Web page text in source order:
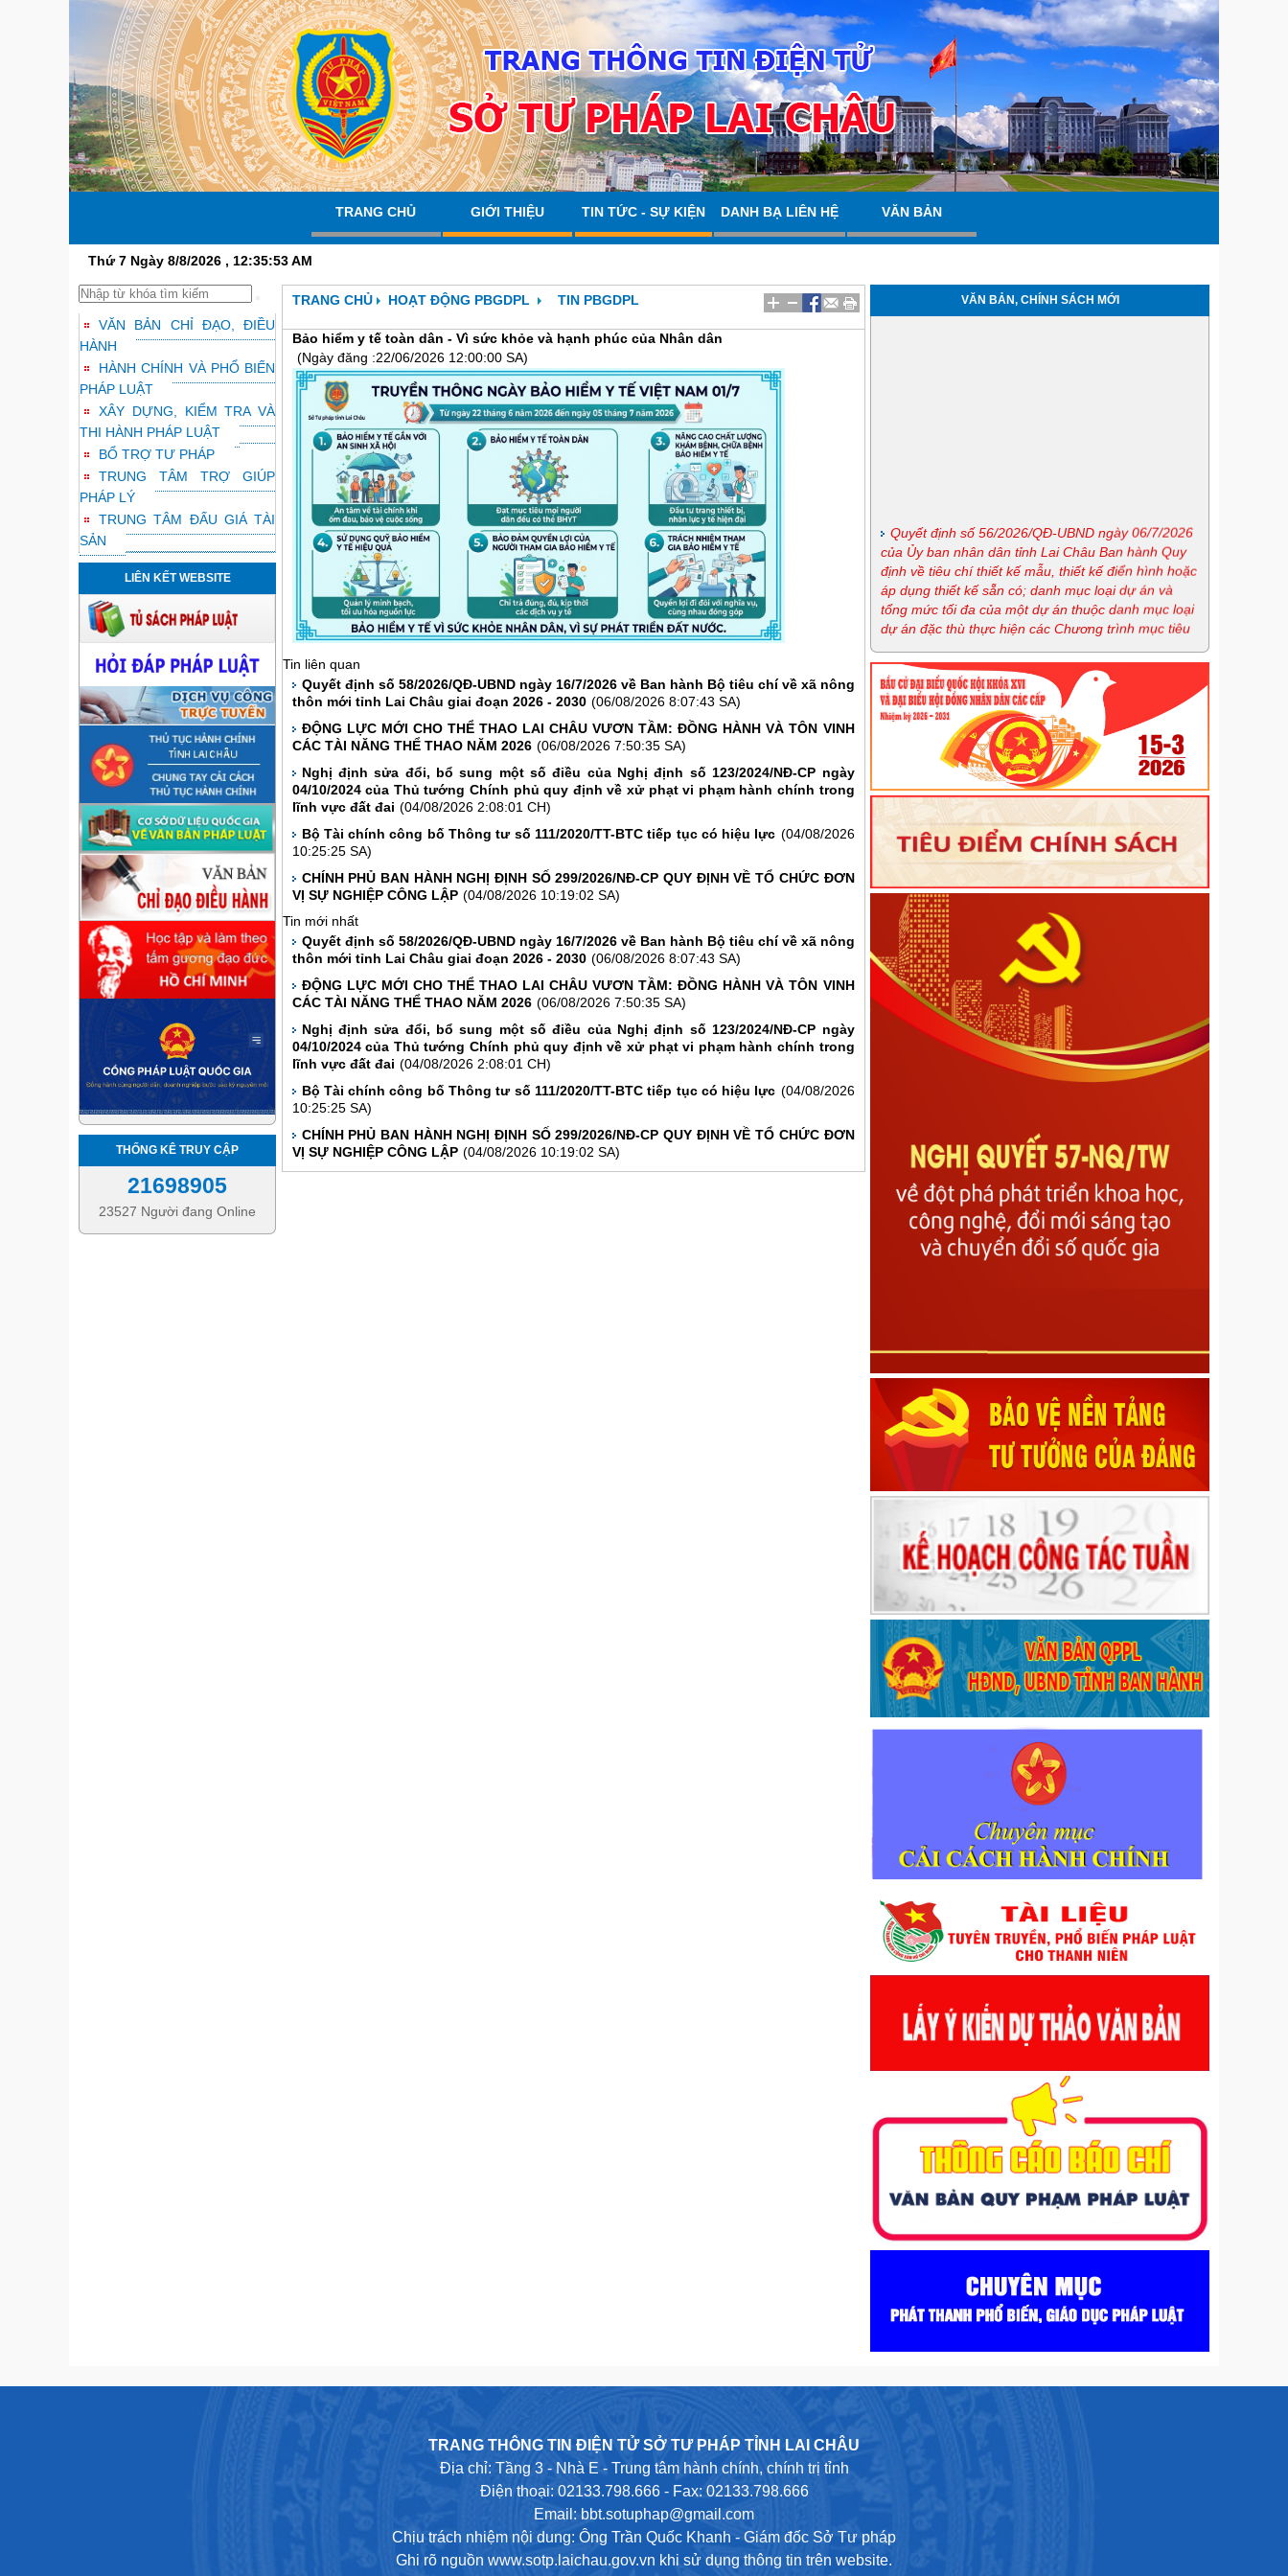
TRANG CHỦ GIỚI THIỆU TIN TỨC - SỰ KIỆN DANH BẠ LIÊN HỆ VĂN BẢN
Thứ 7 Ngày 8/8/2026 , 12:35:54 AM
VĂN BẢN CHỈ ĐẠO, ĐIỀU
HÀNH
HÀNH CHÍNH VÀ PHỔ BIẾN
PHÁP LUẬT
XÂY DỰNG, KIỂM TRA VÀ
THI HÀNH PHÁP LUẬT
BỔ TRỢ TƯ PHÁP
TRUNG TÂM TRỢ GIÚP
PHÁP LÝ
TRUNG TÂM ĐẤU GIÁ TÀI
SẢN
LIÊN KẾT WEBSITE
THỐNG KÊ TRUY CẬP
21698905
23527 Người đang Online
TRANG CHỦ HOẠT ĐỘNG PBGDPL TIN PBGDPL
Bảo hiểm y tế toàn dân - Vì sức khỏe và hạnh phúc của Nhân dân
(Ngày đăng :22/06/2026 12:00:00 SA)
Tin liên quan
Quyết định số 58/2026/QĐ-UBND ngày 16/7/2026 về Ban hành Bộ tiêu chí về xã nông
thôn mới tỉnh Lai Châu giai đoạn 2026 - 2030 (06/08/2026 8:07:43 SA)
ĐỘNG LỰC MỚI CHO THỂ THAO LAI CHÂU VƯƠN TẦM: ĐỒNG HÀNH VÀ TÔN VINH
CÁC TÀI NĂNG THỂ THAO NĂM 2026 (06/08/2026 7:50:35 SA)
Nghị định sửa đổi, bổ sung một số điều của Nghị định số 123/2024/NĐ-CP ngày
04/10/2024 của Thủ tướng Chính phủ quy định về xử phạt vi phạm hành chính trong
lĩnh vực đất đai (04/08/2026 2:08:01 CH)
Bộ Tài chính công bố Thông tư số 111/2020/TT-BTC tiếp tục có hiệu lực (04/08/2026
10:25:25 SA)
CHÍNH PHỦ BAN HÀNH NGHỊ ĐỊNH SỐ 299/2026/NĐ-CP QUY ĐỊNH VỀ TỔ CHỨC ĐƠN
VỊ SỰ NGHIỆP CÔNG LẬP (04/08/2026 10:19:02 SA)
Tin mới nhất
Quyết định số 58/2026/QĐ-UBND ngày 16/7/2026 về Ban hành Bộ tiêu chí về xã nông
thôn mới tỉnh Lai Châu giai đoạn 2026 - 2030 (06/08/2026 8:07:43 SA)
ĐỘNG LỰC MỚI CHO THỂ THAO LAI CHÂU VƯƠN TẦM: ĐỒNG HÀNH VÀ TÔN VINH
CÁC TÀI NĂNG THỂ THAO NĂM 2026 (06/08/2026 7:50:35 SA)
Nghị định sửa đổi, bổ sung một số điều của Nghị định số 123/2024/NĐ-CP ngày
04/10/2024 của Thủ tướng Chính phủ quy định về xử phạt vi phạm hành chính trong
lĩnh vực đất đai (04/08/2026 2:08:01 CH)
Bộ Tài chính công bố Thông tư số 111/2020/TT-BTC tiếp tục có hiệu lực (04/08/2026
10:25:25 SA)
CHÍNH PHỦ BAN HÀNH NGHỊ ĐỊNH SỐ 299/2026/NĐ-CP QUY ĐỊNH VỀ TỔ CHỨC ĐƠN
VỊ SỰ NGHIỆP CÔNG LẬP (04/08/2026 10:19:02 SA)
VĂN BẢN, CHÍNH SÁCH MỚI
Quyết định số 56/2026/QĐ-UBND ngày 06/7/2026
của Ủy ban nhân dân tỉnh Lai Châu Ban hành Quy
định về tiêu chí thiết kế mẫu, thiết kế điển hình hoặc
áp dụng thiết kế sẵn có; danh mục loại dự án và
tổng mức tối đa của một dự án thuộc danh mục loại
dự án đặc thù thực hiện các Chương trình mục tiêu
quốc gia giai đoạn 2026-2030 trên địa bàn tỉnh Lai
Nghị định số 163/2026/NĐ-CP ngày 15/5/2026 của
Chính phủ quy định chi tiết và hướng dẫn thi hành
một số điều của Luật Phòng, chống ma túy
Lịch tiếp công dân định kỳ tháng 7 của Giám đốc
Lịch tiếp công dân thường xuyên tháng 7 của Sở
Tư pháp
Lịch tiếp công dân thường xuyên tháng 7 của
Trung tâm trợ giúp pháp lý nhà nước
Quyế định 44/2026/QĐ-UBND ngày 20/6/2026
Quy định trình tự, thủ tục hành chính về đất đai trên
địa bàn tỉnh Lai Châu
Kế hoạch Tổ chức các hoạt động hưởng ứng Ngày
Dân số Thế giới năm 2026
Nghị Quyết về Quy định một số nội dung và mức
chi quản lý, thực hiện chương trình và nhiệm vụ, hỗ
trợ hoạt động khoa học, công nghệ và đổi mới sáng
tạo có sử dụng ngân sách nhà nước thuộc phạm vi
quản lý của tỉnh Lai Châu
Nghị quyết Quy định mức thu, miễn, giảm, thu,
nộp, quản lý và sử dụng các khoản phí, lệ phí thuộc
thẩm quyền quyết định của Hội đồng nhân dân tỉnh
kiện bảo đảm hoạt động của Hội đồng nhân dân các
cấp tỉnh Lai Châu
Nghị quyết về Bãi bỏ Nghị quyết số 07/2017/NQ-
HĐND ngày 14/7/2017 của Hội đồng nhân dân tỉnh
quy định mức trích từ các khoản thu hồi phát hiện
qua công tác thanh tra đã thực nộp vào ngân sách
nhà nước trên địa bàn tỉnh Lai Châu
tháng 9 năm 2024 của Hội đồng nhân dân tỉnh Lai
Nghị quyết về Sửa đổi, bổ sung một số điều của
Quy định mức chi tập huấn, bồi dưỡng giáo viên và
cán bộ quản lý cơ sở giáo dục để thực hiện chương
trình mới, sách giáo khoa mới giáo dục phổ thông
trên địa bàn tỉnh ban hành kèm theo Nghị quyết số
39/2022/NQ-HĐND ngày 20 tháng 9 năm 2022 của
Hội đồng nhân dân tỉnh; sửa đổi, bổ sung một số
điều của Nghị quyết số 82/2024/NQ-HĐND ngày 09
tháng 12 năm 2024 của Hội đồng nhân dân tỉnh quy
định mức chi đón tiếp, thăm hỏi, chúc mừng đối với
một số đối tượng do Ủy ban Mặt trận Tổ quốc Việt
Nam các cấp trên địa bàn tỉnh thực hiện
Nghị quyết về Quy định về mức thu và quản lý, sử
dụng kinh phí đóng góp của tổ chức, cá nhân khai
thác khoáng sản trên địa bàn tỉnh Lai Châu
Nghị định số 189/2026/NĐ-CP ngày 28/5/2026 của
Chính phủ về quy định về phát hành, phổ biến phim
phục vụ nhiệm vụ chính trị
TRANG THÔNG TIN ĐIỆN TỬ SỞ TƯ PHÁP TỈNH LAI CHÂU
Địa chỉ: Tầng 3 - Nhà E - Trung tâm hành chính, chính trị tỉnh
Điện thoại: 02133.798.666 - Fax: 02133.798.666
Email: bbt.sotuphap@gmail.com
Chịu trách nhiệm nội dung: Ông Trần Quốc Khanh - Giám đốc Sở Tư pháp
Ghi rõ nguồn www.sotp.laichau.gov.vn khi sử dụng thông tin trên website.